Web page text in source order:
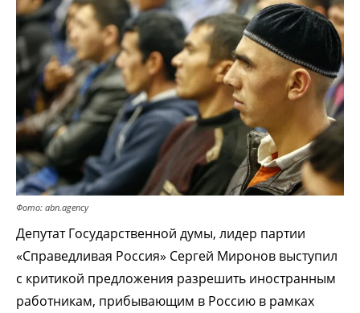
Фото: abn.agency
Депутат Государственной думы, лидер партии
«Справедливая Россия» Сергей Миронов выступил
с критикой предложения разрешить иностранным
работникам, прибывающим в Россию в рамках